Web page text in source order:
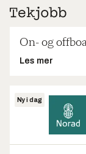
On- og
Les mer
Ny i dag